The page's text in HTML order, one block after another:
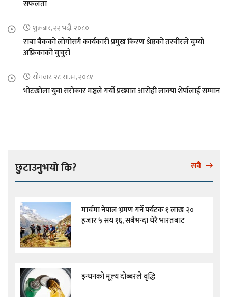
सफलता
शुक्रबार, २२ भदौ, २०८०
राबा बैकको लोगोसंगै कार्यकारी प्रमुख किरण श्रेष्ठको तस्वीरले चुम्यो
अफ्रिकाको चुचुरो
सोमवार, २८ साउन, २०८१
भोटखोला युवा सरोकार मञ्चले गर्यो प्रख्यात आरोही लाक्पा शेर्पालाई सम्मान
छुटाउनुभयो कि? सबै
मार्चमा नेपाल भ्रमण गर्ने पर्यटक १ लाख २०
हजार ५ सय १६, सबैभन्दा धेरै भारतबाट
इन्धनको मूल्य दोब्बरले वृद्धि